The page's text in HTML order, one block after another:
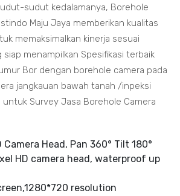
sudut kedalamanya, Borehole
Maju Jaya memberikan kualitas
memaksimalkan kinerja sesuai
menampilkan Spesifikasi terbaik
Bor dengan borehole camera pada
jangkauan bawah tanah /inpeksi
Survey Jasa Borehole Camera
Head, Pan 360° Tilt 180°
HD camera head, waterproof up
resolution